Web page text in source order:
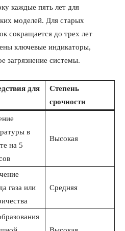
каждые пять лет для
моделей. Для старых
сокращается до трех лет
ключевые индикаторы,
загрязнение системы.
для
Степень
срочности
в
на 5
Высокая
газа или
Средняя